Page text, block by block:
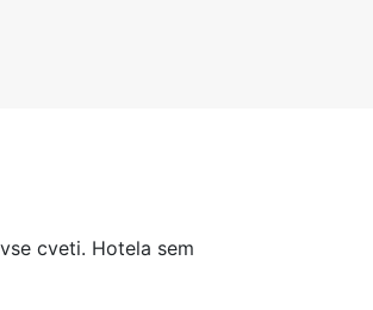
cveti. Hotela sem